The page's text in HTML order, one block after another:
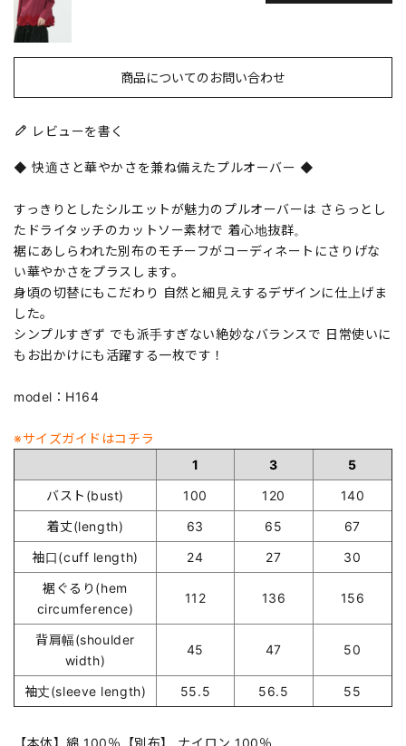
商品についてのお問い合わせ
レビューを書く
◆ 快適さと華やかさを兼ね備えたプルオーバー ◆
すっきりとしたシルエットが魅力のプルオーバーは さらっとし
たドライタッチのカットソー素材で 着心地抜群。
裾にあしらわれた別布のモチーフがコーディネートにさりげな
い華やかさをプラスします。
身頃の切替にもこだわり 自然と細見えするデザインに仕上げま
した。
シンプルすぎず でも派手すぎない絶妙なバランスで 日常使いに
もお出かけにも活躍する一枚です！
model：H164
※サイズガイドはコチラ
1
3
5
バスト(bust)
100 120
140
着丈(length)
63 65
67
袖口(cuff length)
24 27
30
裾ぐるり(hem
circumference)
112 136 156
背肩幅(shoulder
width)
45 47 50
袖丈(sleeve length) 55.5 56.5 55
【本体】綿 100％【別布】 ナイロン 100％